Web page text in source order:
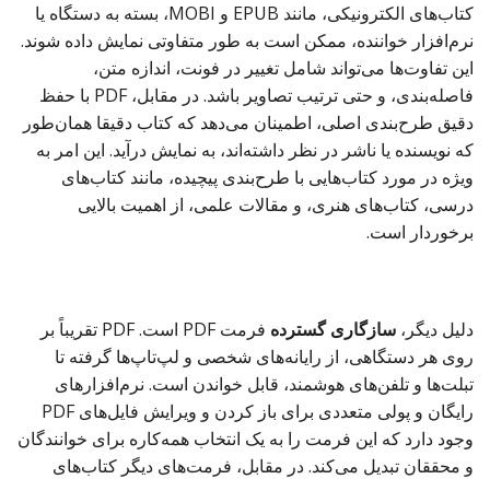
کتاب‌های الکترونیکی، مانند EPUB و MOBI، بسته به دستگاه یا
نرم‌افزار خواننده، ممکن است به طور متفاوتی نمایش داده شوند.
این تفاوت‌ها می‌تواند شامل تغییر در فونت، اندازه متن،
فاصله‌بندی، و حتی ترتیب تصاویر باشد. در مقابل، PDF با حفظ
دقیق طرح‌بندی اصلی، اطمینان می‌دهد که کتاب دقیقا همان‌طور
که نویسنده یا ناشر در نظر داشته‌اند، به نمایش درآید. این امر به
ویژه در مورد کتاب‌هایی با طرح‌بندی پیچیده، مانند کتاب‌های
درسی، کتاب‌های هنری، و مقالات علمی، از اهمیت بالایی
برخوردار است.
دلیل دیگر، سازگاری گسترده
فرمت PDF است. PDF تقریباً بر
روی هر دستگاهی، از رایانه‌های شخصی و لپ‌تاپ‌ها گرفته تا
تبلت‌ها و تلفن‌های هوشمند، قابل خواندن است. نرم‌افزارهای
رایگان و پولی متعددی برای باز کردن و ویرایش فایل‌های PDF
وجود دارد که این فرمت را به یک انتخاب همه‌کاره برای خوانندگان
و محققان تبدیل می‌کند. در مقابل، فرمت‌های دیگر کتاب‌های